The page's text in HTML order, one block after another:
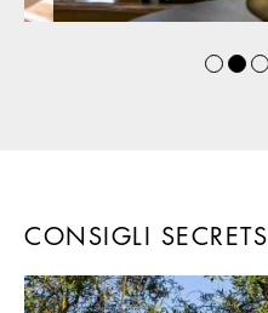
CONSIGLI SECRETS